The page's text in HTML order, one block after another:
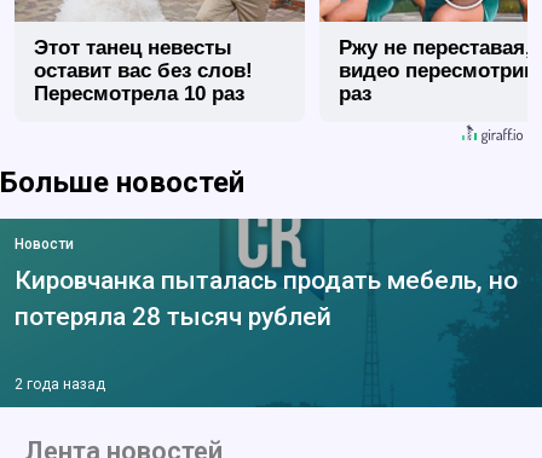
Этот танец невесты
оставит вас без слов!
Пересмотрела 10 раз
Ржу не переставая,
видео
раз
Больше новостей
Новости
Кировчанка пыталась продать мебель, но
потеряла 28 тысяч рублей
2 года назад
Лента новостей